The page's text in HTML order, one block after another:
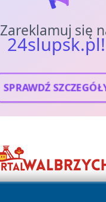
Zareklamuj się
24slupsk.pl!
SPRAWDŹ